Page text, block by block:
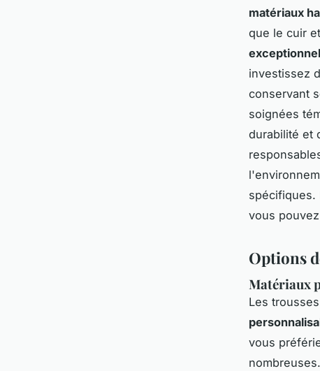
matériaux
que le cuir
investissez
conservant
soignées
durabilité et
spécifiques.
vous pouvez
Options
Matériaux
Les
vous